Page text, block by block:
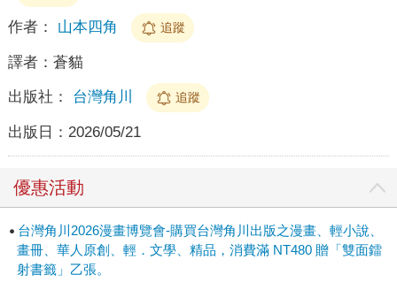
作者： 山本四角 追蹤
譯者： 蒼貓
出版社： 台灣角川 追蹤
出版日： 2026/05/21
優惠活動
台灣角川2026漫畫博覽會-購買台灣角川出版之漫畫、輕小說、
畫冊、華人原創、輕．文學、精品，消費滿 NT480 贈「雙面鐳
射書籤」乙張。